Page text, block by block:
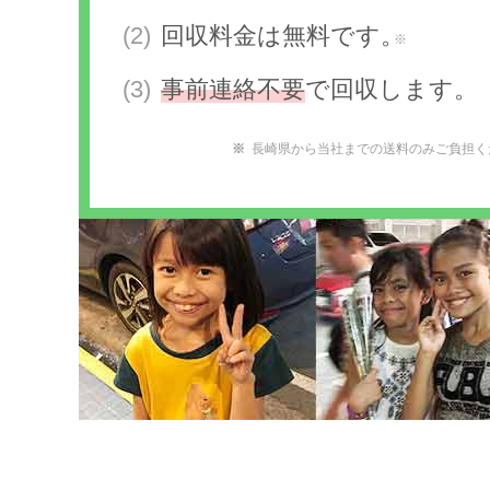
回収料金は無料です。
※
事前連絡不要で回収します。
長崎県から当社までの送料のみご負担